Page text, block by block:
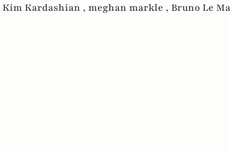
Kim Kardashian , meghan markle , Bruno Le